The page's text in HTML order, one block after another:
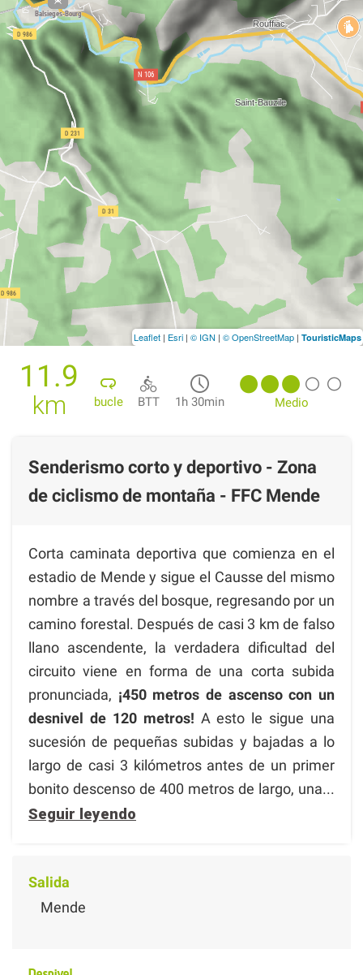
11.9
km bucle BTT 1h 30min Medio
Senderismo corto y deportivo - Zona
de ciclismo de montaña - FFC Mende
Corta caminata deportiva que comienza en el
estadio de Mende y sigue el Causse del mismo
nombre a través del bosque, regresando por un
camino forestal. Después de casi 3 km de falso
llano ascendente, la verdadera dificultad del
circuito viene en forma de una corta subida
pronunciada, ¡450 metros de ascenso con un
desnivel de 120 metros! A esto le sigue una
sucesión de pequeñas subidas y bajadas a lo
largo de casi 3 kilómetros antes de un primer
bonito descenso de 400 metros de largo, una...
Seguir leyendo
Salida
Mende
Leaflet | Esri | © IGN | © OpenStreetMap | TouristicMaps